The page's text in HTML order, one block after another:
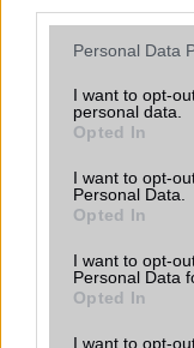
Please note that
not limited to your
grant or deny
use your data for
consent section.
Personal Data
I want to opt-
personal data.
Opted In
I want to opt-
Personal Data.
Opted In
I want to opt-
Personal Data
Opted In
I want to opt-
meg
Sok felhasználó
amelyek maguktól
Ez a
sokan